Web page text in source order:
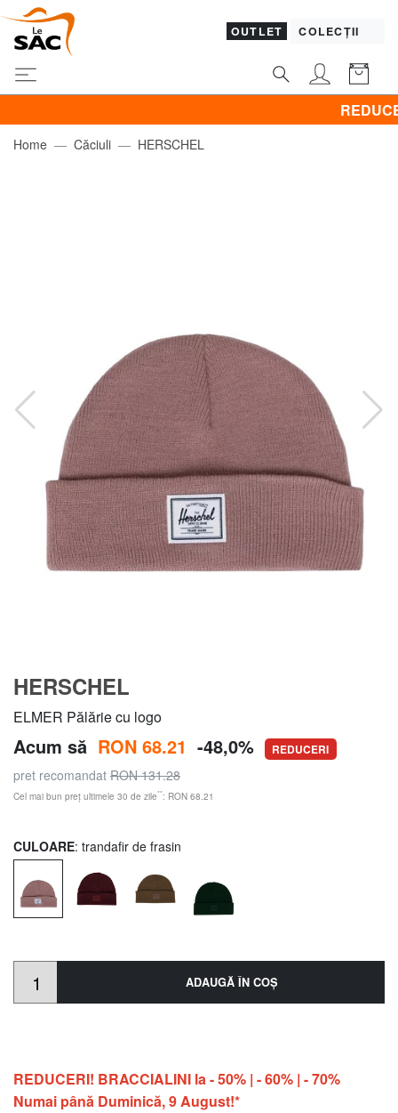
OUTLET COLECȚII
REDUCERI!
Home Căciuli HERSCHEL
HERSCHEL
ELMER Pălărie cu logo
Acum să RON 68.21 -48,0% REDUCERI
pret recomandat RON 131.28
Cel mai bun preț ultimele 30 de zile**: RON 68.21
CULOARE: trandafir de frasin
ADAUGĂ ÎN COŞ
REDUCERI! BRACCIALINI la - 50% | - 60% | - 70%
Numai până Duminică, 9 August!*